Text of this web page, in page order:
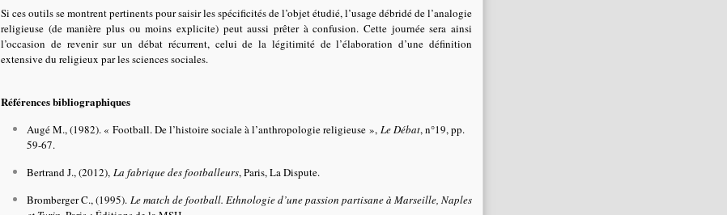
Si ces outils se montrent pertinents pour saisir les spécificités de l’objet étudié, l’usage débridé de l’analogie
religieuse (de manière plus ou moins explicite) peut aussi prêter à confusion. Cette journée sera ainsi
l’occasion de revenir sur un débat récurrent, celui de la légitimité de l’élaboration d’une définition
extensive du religieux par les sciences sociales.
Références bibliographiques
Augé M., (1982). « Football. De l’histoire sociale à l’anthropologie religieuse », Le Débat, n°19, pp.
59-67.
Bertrand J., (2012), La fabrique des footballeurs, Paris, La Dispute.
Bromberger C., (1995). Le match de football. Ethnologie d’une passion partisane à Marseille, Naples